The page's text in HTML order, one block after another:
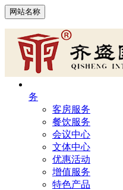
网站名称
务
客房服务
餐饮服务
会议中心
文体中心
优惠活动
增值服务
特色产品